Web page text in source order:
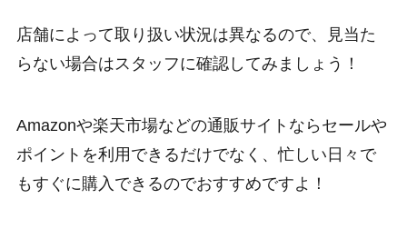
店舗によって取り扱い状況は異なるので、見当た
らない場合はスタッフに確認してみましょう！
Amazonや楽天市場などの通販サイトならセールや
ポイントを利用できるだけでなく、忙しい日々で
もすぐに購入できるのでおすすめですよ！